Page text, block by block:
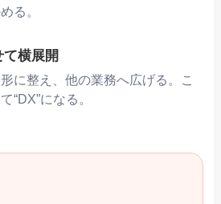
る。
横展開
に整え、他の業務へ広げる。こ
“DX”になる。